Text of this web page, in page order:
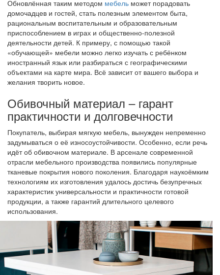
Обновлённая таким методом мебель может порадовать
домочадцев и гостей, стать полезным элементом быта,
рациональным воспитательным и образовательным
приспособлением в играх и общественно-полезной
деятельности детей. К примеру, с помощью такой
«обучающей» мебели можно легко изучать с ребёнком
иностранный язык или разбираться с географическими
объектами на карте мира. Всё зависит от вашего выбора и
желания творить новое.
Обивочный материал – гарант
практичности и долговечности
Покупатель, выбирая мягкую мебель, вынужден непременно
задумываться о её износоустойчивости. Особенно, если речь
идёт об обивочном материале. В арсенале современной
отрасли мебельного производства появились популярные
тканевые покрытия нового поколения. Благодаря наукоёмким
технологиям их изготовления удалось достичь безупречных
характеристик универсальности и практичности готовой
продукции, а также гарантий длительного целевого
использования.